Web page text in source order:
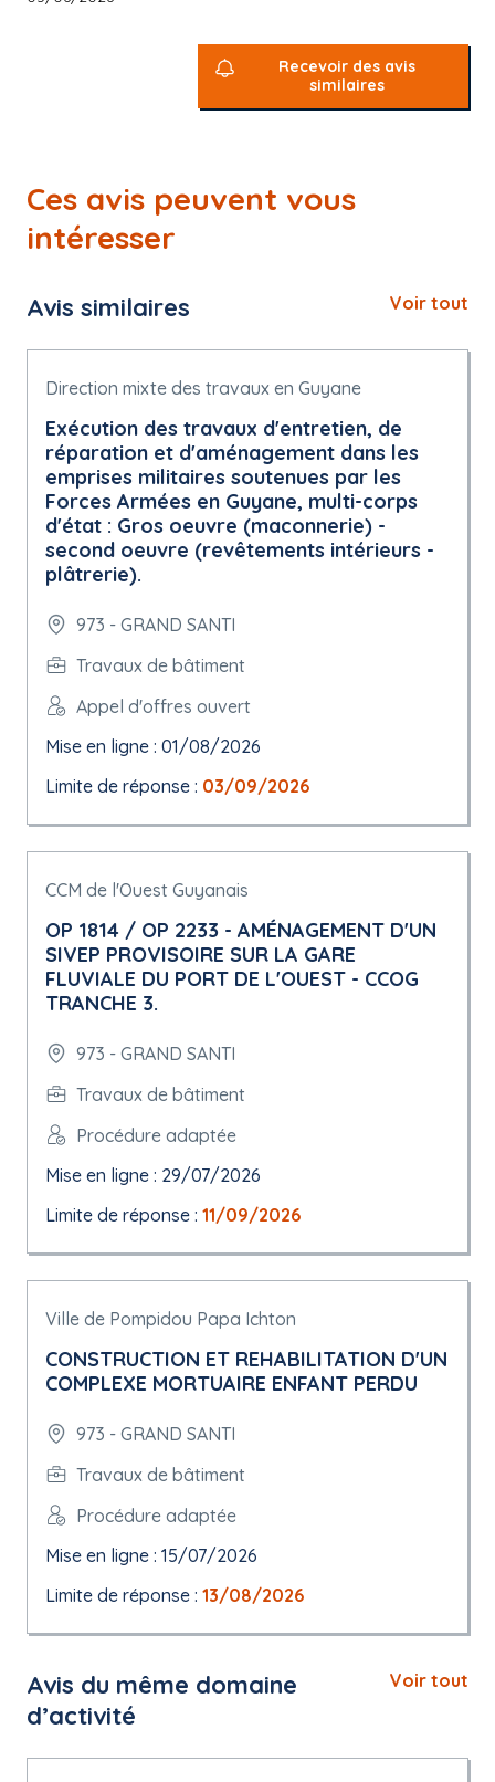
Recevoir des avis
similaires
Ces avis peuvent vous
intéresser
Avis similaires Voir tout
Direction mixte des travaux en Guyane
Exécution des travaux d'entretien, de
réparation et d'aménagement dans les
emprises militaires soutenues par les
Forces Armées en Guyane, multi-corps
d'état : Gros oeuvre (maconnerie) -
second oeuvre (revêtements intérieurs -
plâtrerie).
973 - GRAND SANTI
Travaux de bâtiment
Appel d'offres ouvert
Mise en ligne : 01/08/2026
Limite de réponse : 03/09/2026
CCM de l'Ouest Guyanais
OP 1814 / OP 2233 - AMÉNAGEMENT D'UN
SIVEP PROVISOIRE SUR LA GARE
FLUVIALE DU PORT DE L'OUEST - CCOG
TRANCHE 3.
973 - GRAND SANTI
Travaux de bâtiment
Procédure adaptée
Mise en ligne : 29/07/2026
Limite de réponse : 11/09/2026
Ville de Pompidou Papa Ichton
CONSTRUCTION ET REHABILITATION D'UN
COMPLEXE MORTUAIRE ENFANT PERDU
973 - GRAND SANTI
Travaux de bâtiment
Procédure adaptée
Mise en ligne : 15/07/2026
Limite de réponse : 13/08/2026
Avis du même domaine
d’activité
Voir tout